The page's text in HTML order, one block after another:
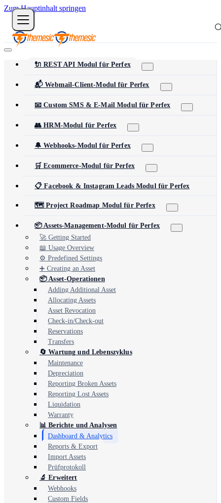
Zum Hauptinhalt springen
🔌 REST API Modul für Perfex
📬 Webmail-Client-Modul für Perfex
📧 Custom SMS & E-Mail Modul für Perfex
👥 HRM-Modul für Perfex
🔔 Webhooks-Modul für Perfex
🛒 Ecommerce-Modul für Perfex
📋 Facebook & Instagram Leads Modul für Perfex
🗺️ Project Roadmap Modul für Perfex
📦 Assets-Management-Modul für Perfex
🚀 Getting Started
📖 Usage Overview
⚙️ Predefined Settings
➕ Creating an Asset
📦 Asset-Operationen
Adding Additional Asset
Allocating Assets
Asset Revocation
Check-in/Check-out
Reservations
Transfers
🔄 Wartung und Lebenszyklus
Maintenance
Depreciation
Reporting Broken Assets
Reporting Lost Assets
Liquidation
Warranty
📊 Berichte und Analysen
Dashboard & Analytics
Reports & Export
Import Assets
Prüfprotokoll
🔬 Erweitert
Webhooks
Custom Fields